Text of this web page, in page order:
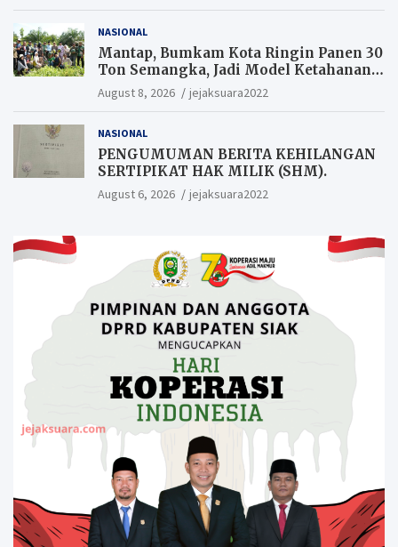
NASIONAL
Mantap, Bumkam Kota Ringin Panen 30
Ton Semangka, Jadi Model Ketahanan
Pangan Siak.
August 8, 2026 jejaksuara2022
NASIONAL
PENGUMUMAN BERITA KEHILANGAN
SERTIPIKAT HAK MILIK (SHM).
August 6, 2026 jejaksuara2022